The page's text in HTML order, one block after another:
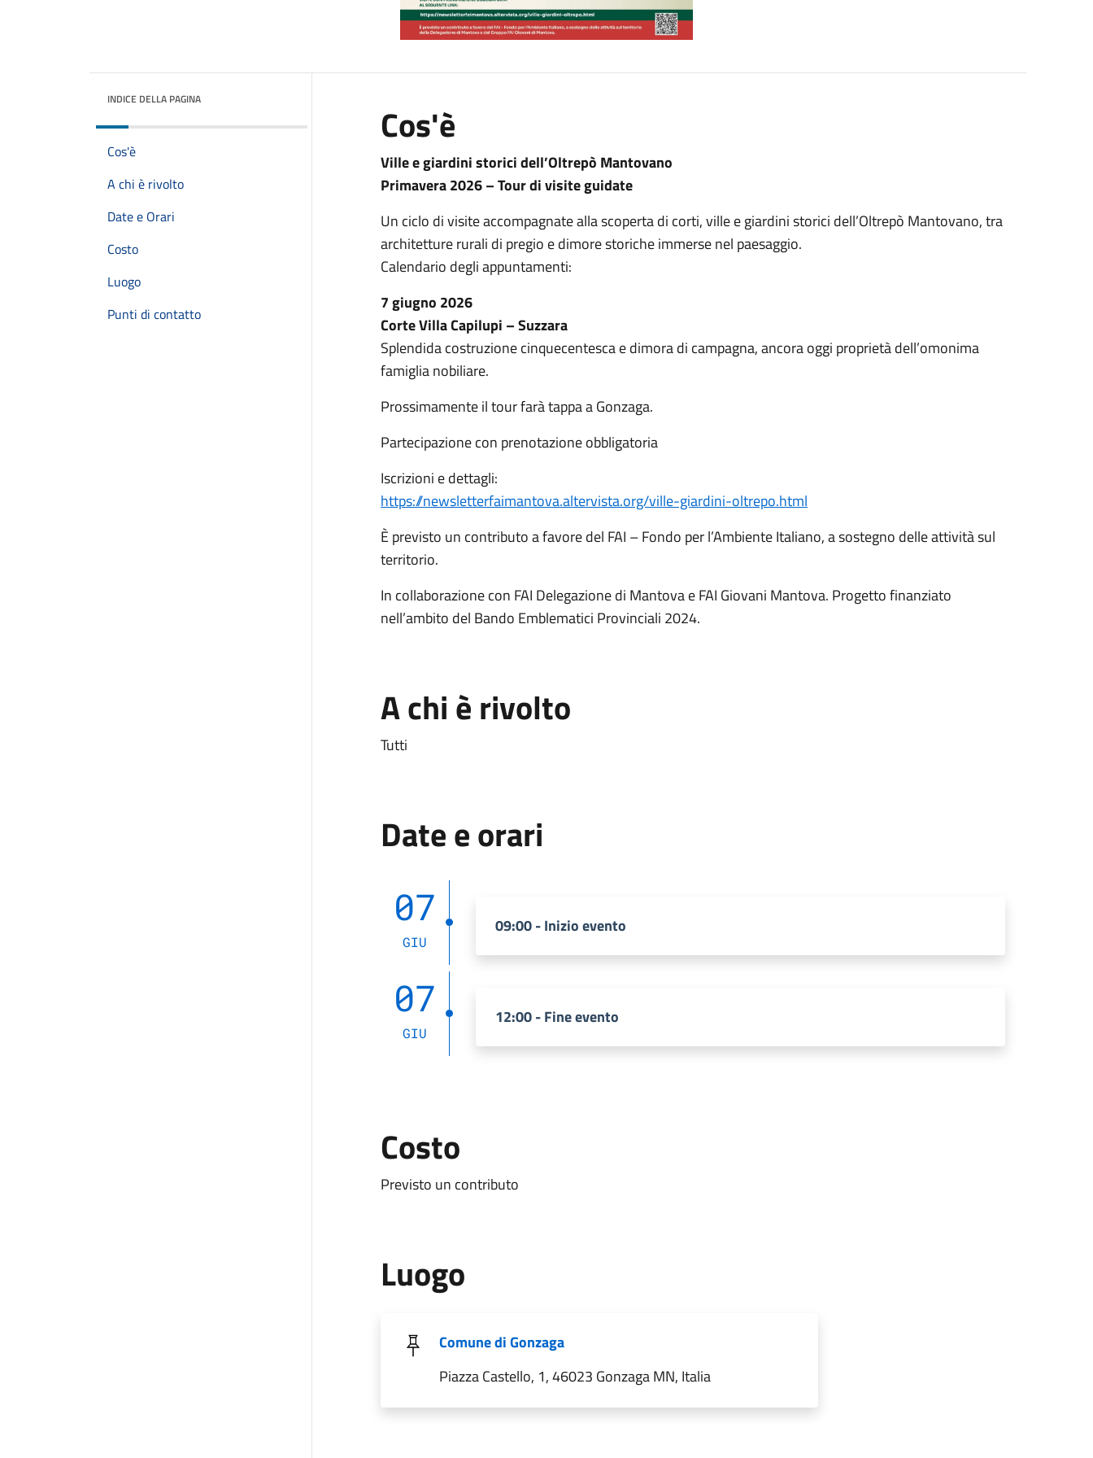
INDICE DELLA PAGINA
Cos'è
A chi è rivolto
Date e Orari
Costo
Luogo
Punti di contatto
Cos'è
Ville e giardini storici dell’Oltrepò Mantovano
Primavera 2026 – Tour di visite guidate
Un ciclo di visite accompagnate alla scoperta di corti, ville e giardini storici dell’Oltrepò Mantovano, tra
architetture rurali di pregio e dimore storiche immerse nel paesaggio.
Calendario degli appuntamenti:
7 giugno 2026
Corte Villa Capilupi – Suzzara
Splendida costruzione cinquecentesca e dimora di campagna, ancora oggi proprietà dell’omonima
famiglia nobiliare.
Prossimamente il tour farà tappa a Gonzaga.
Partecipazione con prenotazione obbligatoria
Iscrizioni e dettagli:
https://newsletterfaimantova.altervista.org/ville-giardini-oltrepo.html
È previsto un contributo a favore del FAI – Fondo per l’Ambiente Italiano, a sostegno delle attività sul
territorio.
In collaborazione con FAI Delegazione di Mantova e FAI Giovani Mantova. Progetto finanziato
nell’ambito del Bando Emblematici Provinciali 2024.
A chi è rivolto
Tutti
Date e orari
07
GIU
09:00 - Inizio evento
07
GIU
12:00 - Fine evento
Costo
Previsto un contributo
Luogo
Comune di Gonzaga
Piazza Castello, 1, 46023 Gonzaga MN, Italia